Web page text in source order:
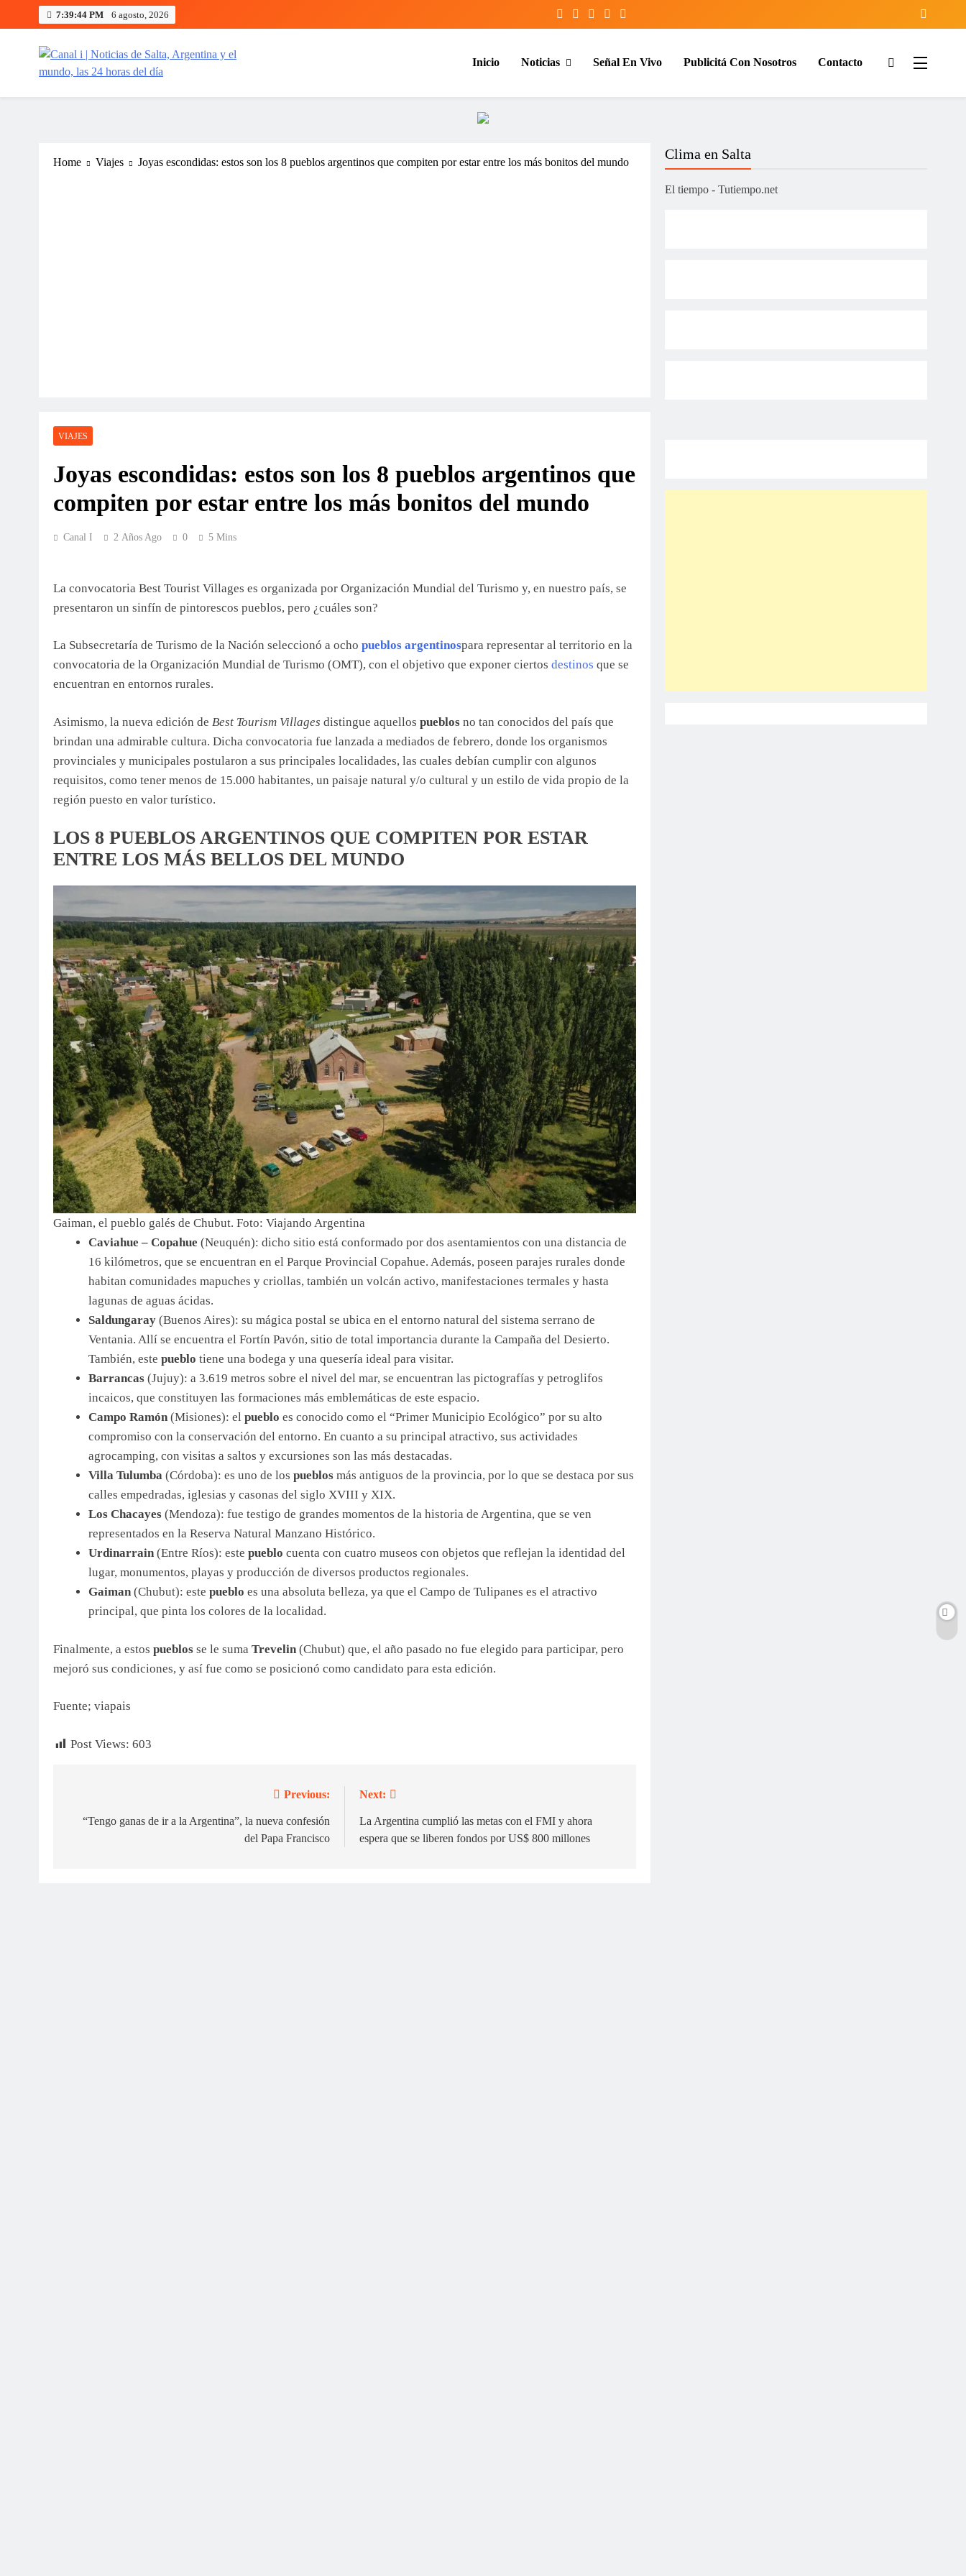
7:39:45 PM 6 agosto, 2026
Canal i | Noticias de Salta, Argentina y el mundo, las 24 horas del día
Inicio Noticias Señal En Vivo Publicitá Con Nosotros Contacto
Home Viajes Joyas escondidas: estos son los 8 pueblos argentinos que compiten por estar entre los más bonitos del mundo
VIAJES
Joyas escondidas: estos son los 8 pueblos argentinos que
compiten por estar entre los más bonitos del mundo
Canal I 2 Años Ago 0 5 Mins
La convocatoria Best Tourist Villages es organizada por Organización Mundial del Turismo y, en nuestro país, se
presentaron un sinfín de pintorescos pueblos, pero ¿cuáles son?
La Subsecretaría de Turismo de la Nación seleccionó a ocho pueblos argentinospara representar al territorio en la
convocatoria de la Organización Mundial de Turismo (OMT), con el objetivo que exponer ciertos destinos que se
encuentran en entornos rurales.
Asimismo, la nueva edición de Best Tourism Villages distingue aquellos pueblos no tan conocidos del país que
brindan una admirable cultura. Dicha convocatoria fue lanzada a mediados de febrero, donde los organismos
provinciales y municipales postularon a sus principales localidades, las cuales debían cumplir con algunos
requisitos, como tener menos de 15.000 habitantes, un paisaje natural y/o cultural y un estilo de vida propio de la
región puesto en valor turístico.
LOS 8 PUEBLOS ARGENTINOS QUE COMPITEN POR ESTAR
ENTRE LOS MÁS BELLOS DEL MUNDO
Gaiman, el pueblo galés de Chubut. Foto: Viajando Argentina
Caviahue – Copahue (Neuquén): dicho sitio está conformado por dos asentamientos con una distancia de
16 kilómetros, que se encuentran en el Parque Provincial Copahue. Además, poseen parajes rurales donde
habitan comunidades mapuches y criollas, también un volcán activo, manifestaciones termales y hasta
lagunas de aguas ácidas.
Saldungaray (Buenos Aires): su mágica postal se ubica en el entorno natural del sistema serrano de
Ventania. Allí se encuentra el Fortín Pavón, sitio de total importancia durante la Campaña del Desierto.
También, este pueblo tiene una bodega y una quesería ideal para visitar.
Barrancas (Jujuy): a 3.619 metros sobre el nivel del mar, se encuentran las pictografías y petroglifos
incaicos, que constituyen las formaciones más emblemáticas de este espacio.
Campo Ramón(Misiones): el pueblo es conocido como el “Primer Municipio Ecológico” por su alto
compromiso con la conservación del entorno. En cuanto a su principal atractivo, sus actividades
agrocamping, con visitas a saltos y excursiones son las más destacadas.
Villa Tulumba(Córdoba): es uno de los pueblos más antiguos de la provincia, por lo que se destaca por sus
calles empedradas, iglesias y casonas del siglo XVIII y XIX.
Los Chacayes (Mendoza): fue testigo de grandes momentos de la historia de Argentina, que se ven
representados en la Reserva Natural Manzano Histórico.
Urdinarrain (Entre Ríos): este pueblo cuenta con cuatro museos con objetos que reflejan la identidad del
lugar, monumentos, playas y producción de diversos productos regionales.
Gaiman (Chubut): este pueblo es una absoluta belleza, ya que el Campo de Tulipanes es el atractivo
principal, que pinta los colores de la localidad.
Finalmente, a estos pueblos se le suma Trevelin (Chubut) que, el año pasado no fue elegido para participar, pero
mejoró sus condiciones, y así fue como se posicionó como candidato para esta edición.
Fuente; viapais
Post Views: 603
de
Previous:
“Tengo ganas de ir a la Argentina”, la nueva confesión
del Papa Francisco
Next:
La Argentina cumplió las metas con el FMI y ahora
espera que se liberen fondos por US$ 800 millones
Clima en Salta
El tiempo - Tutiempo.net